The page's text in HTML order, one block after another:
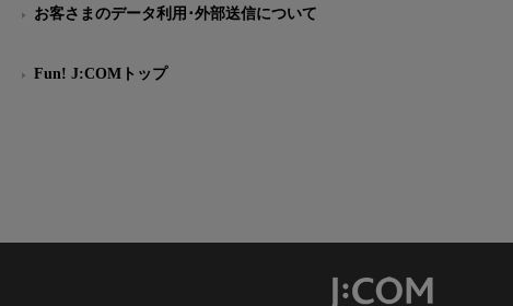
お客さまのデータ利用･外部送信について
Fun! J:COMトップ